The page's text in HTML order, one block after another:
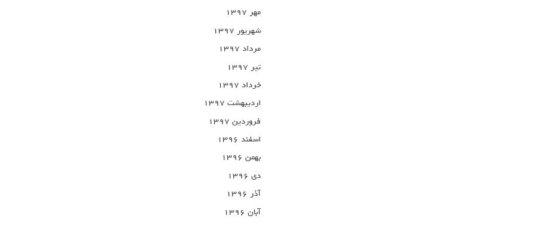
مهر ۱۳۹۷
شهریور ۱۳۹۷
مرداد ۱۳۹۷
تیر ۱۳۹۷
خرداد ۱۳۹۷
اردیبهشت ۱۳۹۷
فروردین ۱۳۹۷
اسفند ۱۳۹۶
بهمن ۱۳۹۶
دی ۱۳۹۶
آذر ۱۳۹۶
آبان ۱۳۹۶